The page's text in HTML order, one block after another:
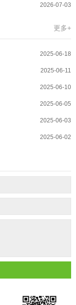
2026-07-03
2026-08-04
2026-07-28
2026-07-20
2026-07-17
2026-07-10
2026-07-09
更多+
2025-06-18
2025-06-11
2025-06-10
2025-06-05
2025-06-03
2025-06-02
2025-06-02